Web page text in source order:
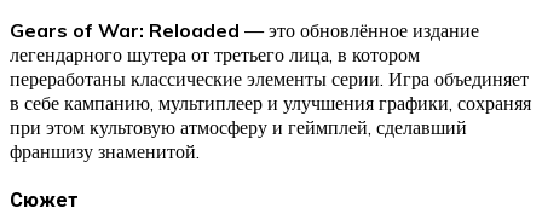
Gears of War: Reloaded — это обновлённое издание
легендарного шутера от третьего лица, в котором
переработаны классические элементы серии. Игра объединяет
в себе кампанию, мультиплеер и улучшения графики, сохраняя
при этом культовую атмосферу и геймплей, сделавший
франшизу знаменитой.
Сюжет